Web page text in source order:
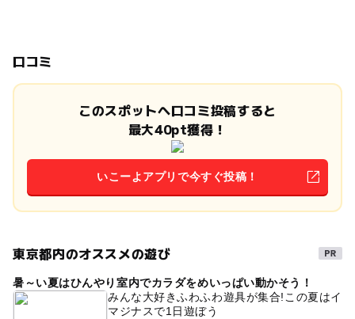
口コミ
このスポットへ口コミ投稿すると
最大40pt獲得！
いこーよアプリで今すぐ投稿！
東京都内のオススメの遊び
暑～い夏はひんやり室内でカラダをめいっぱい動かそう！
みんな大好きふわふわ遊具が集合!この夏はイ
マジナスで1日遊ぼう